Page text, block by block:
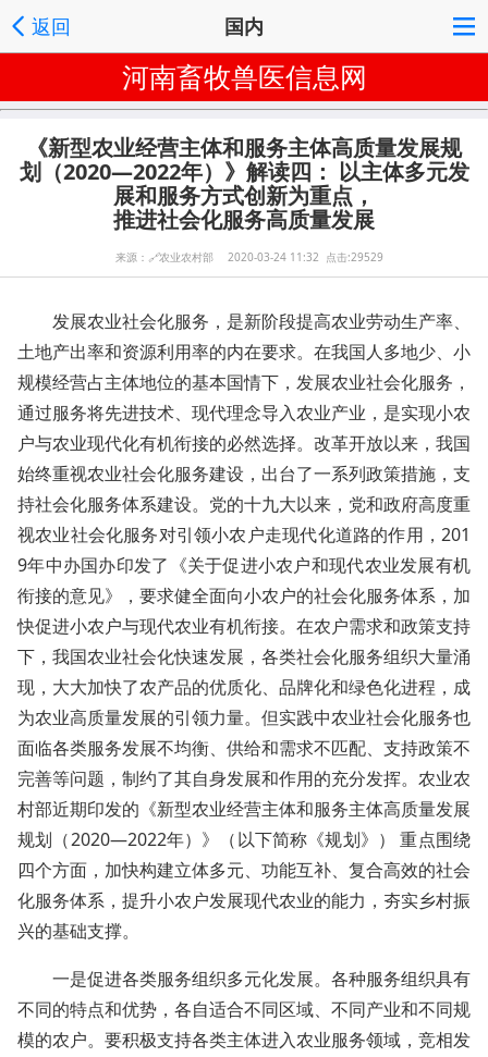
返回 国内
河南畜牧兽医信息网
《新型农业经营主体和服务主体高质量发展规
划（2020—2022年）》解读四： 以主体多元发
展和服务方式创新为重点，
推进社会化服务高质量发展
来源： 🔗农业农村部 2020-03-24 11:32 点击:29529
发展农业社会化服务，是新阶段提高农业劳动生产率、
土地产出率和资源利用率的内在要求。在我国人多地少、小
规模经营占主体地位的基本国情下，发展农业社会化服务，
通过服务将先进技术、现代理念导入农业产业，是实现小农
户与农业现代化有机衔接的必然选择。改革开放以来，我国
始终重视农业社会化服务建设，出台了一系列政策措施，支
持社会化服务体系建设。党的十九大以来，党和政府高度重
视农业社会化服务对引领小农户走现代化道路的作用，201
9年中办国办印发了《关于促进小农户和现代农业发展有机
衔接的意见》，要求健全面向小农户的社会化服务体系，加
快促进小农户与现代农业有机衔接。在农户需求和政策支持
下，我国农业社会化快速发展，各类社会化服务组织大量涌
现，大大加快了农产品的优质化、品牌化和绿色化进程，成
为农业高质量发展的引领力量。但实践中农业社会化服务也
面临各类服务发展不均衡、供给和需求不匹配、支持政策不
完善等问题，制约了其自身发展和作用的充分发挥。农业农
村部近期印发的《新型农业经营主体和服务主体高质量发展
规划（2020—2022年）》（以下简称《规划》） 重点围绕
四个方面，加快构建立体多元、功能互补、复合高效的社会
化服务体系，提升小农户发展现代农业的能力，夯实乡村振
兴的基础支撑。
一是促进各类服务组织多元化发展。各种服务组织具有
不同的特点和优势，各自适合不同区域、不同产业和不同规
模的农户。要积极支持各类主体进入农业服务领域，竞相发